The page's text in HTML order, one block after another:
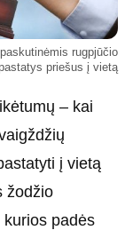
rugpjūčio
priešus į vietą
– kai
į vietą
žodžio
padės